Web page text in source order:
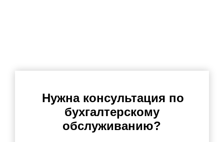
Нужна консультация по
бухгалтерскому
обслуживанию?